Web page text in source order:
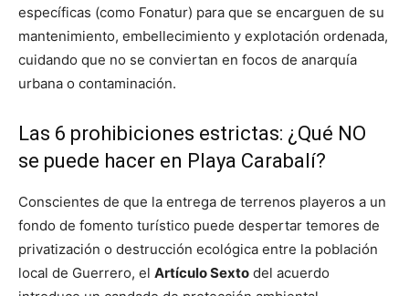
específicas (como Fonatur) para que se encarguen de su
mantenimiento, embellecimiento y explotación ordenada,
cuidando que no se conviertan en focos de anarquía
urbana o contaminación.
Las 6 prohibiciones estrictas: ¿Qué NO
se puede hacer en Playa Carabalí?
Conscientes de que la entrega de terrenos playeros a un
fondo de fomento turístico puede despertar temores de
privatización o destrucción ecológica entre la población
local de Guerrero, el Artículo Sexto del acuerdo